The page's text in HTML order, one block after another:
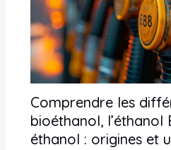
Comprendre les
bioéthanol, l’éthanol
éthanol : origines et